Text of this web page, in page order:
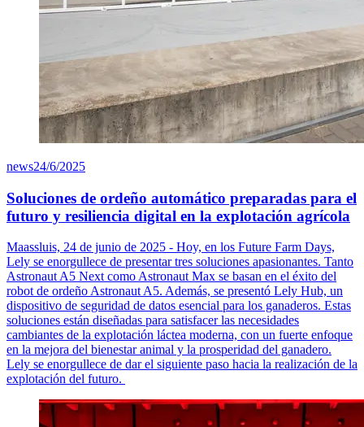
news24/6/2025
Soluciones de ordeño automático preparadas para el
futuro y resiliencia digital en la explotación agrícola
Maassluis, 24 de junio de 2025 - Hoy, en los Future Farm Days,
Lely se enorgullece de presentar tres soluciones apasionantes. Tanto
Astronaut A5 Next como Astronaut Max se basan en el éxito del
robot de ordeño Astronaut A5. Además, se presentó Lely Hub, un
dispositivo de seguridad de datos esencial para los ganaderos. Estas
soluciones están diseñadas para satisfacer las necesidades
cambiantes de la explotación láctea moderna, con un fuerte enfoque
en la mejora del bienestar animal y la prosperidad del ganadero.
Lely se enorgullece de dar el siguiente paso hacia la realización de la
explotación del futuro.